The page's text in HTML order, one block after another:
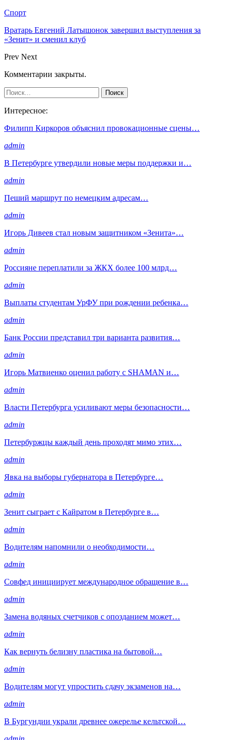
Спорт
Вратарь Евгений Латышонок завершил выступления за
«Зенит» и сменил клуб
Prev Next
Комментарии закрыты.
Интересное:
Филипп Киркоров объяснил провокационные сцены…
admin
В Петербурге утвердили новые меры поддержки и…
admin
Пеший маршрут по немецким адресам…
admin
Игорь Дивеев стал новым защитником «Зенита»…
admin
Россияне переплатили за ЖКХ более 100 млрд…
admin
Выплаты студентам УрФУ при рождении ребенка…
admin
Банк России представил три варианта развития…
admin
Игорь Матвиенко оценил работу с SHAMAN и…
admin
Власти Петербурга усиливают меры безопасности…
admin
Петербуржцы каждый день проходят мимо этих…
admin
Явка на выборы губернатора в Петербурге…
admin
Зенит сыграет с Кайратом в Петербурге в…
admin
Водителям напомнили о необходимости…
admin
Совфед инициирует международное обращение в…
admin
Замена водяных счетчиков с опозданием может…
admin
Как вернуть белизну пластика на бытовой…
admin
Водителям могут упростить сдачу экзаменов на…
admin
В Бургундии украли древнее ожерелье кельтской…